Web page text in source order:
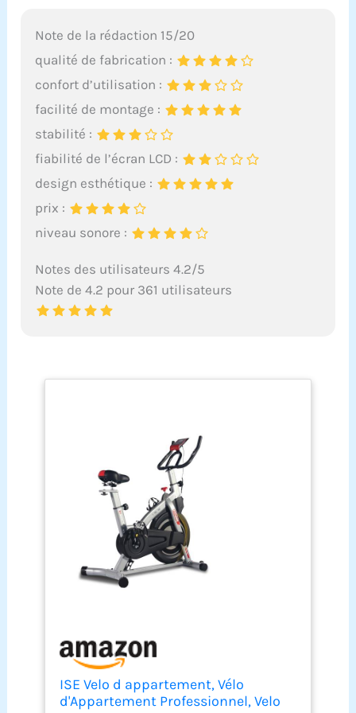
Note de la rédaction 15/20
qualité de fabrication :
confort d’utilisation :
facilité de montage :
stabilité :
fiabilité de l’écran LCD :
design esthétique :
prix :
niveau sonore :
Notes des utilisateurs 4.2/5
Note de 4.2 pour 361 utilisateurs
ISE Velo d appartement, Vélo
d'Appartement Professionnel, Velo